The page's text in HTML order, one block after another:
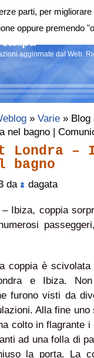
aggiornate dal Web.
» Varie » Blog
nel bagno |
Londra –
bagno
da dagata
Ibiza, coppia
coppia è
e Ibiza. Non
furono visti da
Alla fine
colto in flagrante
ad una folla di
la porta. La
parti, per
oppure premendo